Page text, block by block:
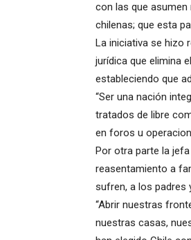
con las que asumen
chilenas; que esta
La iniciativa se hizo
jurídica que elimina
estableciendo que
“Ser una nación
tratados de libre
en foros u
Por otra parte la
reasentamiento a
sufren, a los padres
“Abrir nuestras
nuestras casas,